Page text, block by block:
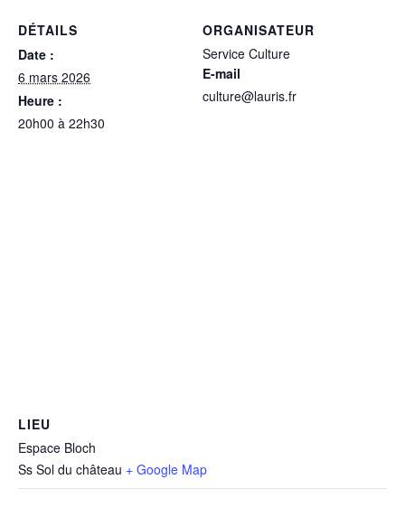
DÉTAILS
Date :
6 mars 2026
Heure :
20h00 à 22h30
ORGANISATEUR
Service Culture
E-mail
culture@lauris.fr
LIEU
Espace Bloch
Ss Sol du château + Google Map